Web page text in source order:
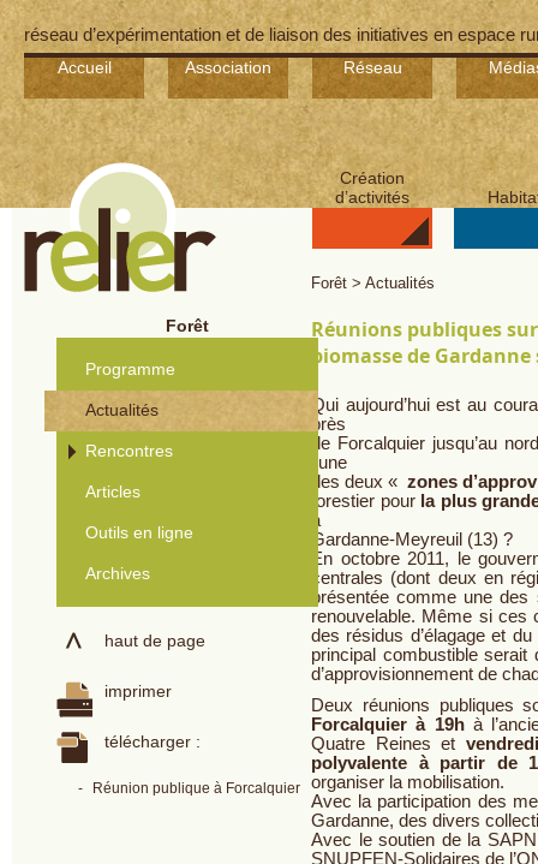
réseau d’expérimentation et de liaison des initiatives en espace
Accueil Association Réseau
Création
d’activités
Forêt
Programme
Actualités
Rencontres
Articles
Outils en ligne
Archives
haut de page
imprimer
télécharger :
- Réunion publique à Forcalquier
Forêt > Actualités
Réunions publiques
biomasse de
Qui aujourd’hui est au
près
de Forcalquier jusqu’au
l’une
des deux « zones
forestier pourla plus
à
Gardanne-Meyreuil (13) ?
En octobre 2011, le
centrales (dont deux en
présentée comme une
renouvelable. Même si ces
des résidus d’élagage et
principal combustible
d’approvisionnement de
Deux réunions publiques
Forcalquier à 19hà
Quatre Reines et
polyvalente à partir de
organiser la mobilisation.
Avec la participation des
Gardanne, des divers
Avec le soutien de la
SNUPFEN-Solidaires de